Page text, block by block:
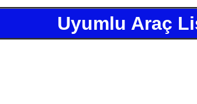
Uyumlu Araç